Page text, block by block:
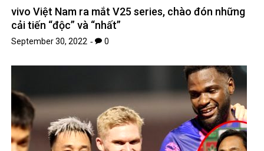
vivo Việt Nam ra mắt V25 series, chào đón những
cải tiến “độc” và “nhất”
September 30, 2022 0